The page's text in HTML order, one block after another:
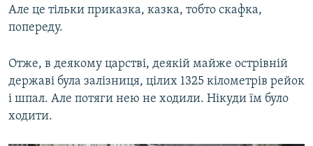
Але це тільки приказка, казка, тобто скафка,
попереду.
Отже, в деякому царстві, деякій майже острівній
державі була залізниця, цілих 1325 кілометрів рейок
і шпал. Але потяги нею не ходили. Нікуди їм було
ходити.